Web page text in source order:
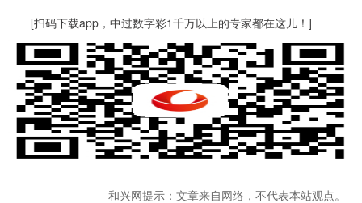
[扫码下载app，中过数字彩1千万以上的专家都在这儿！]
和兴网提示：文章来自网络，不代表本站观点。